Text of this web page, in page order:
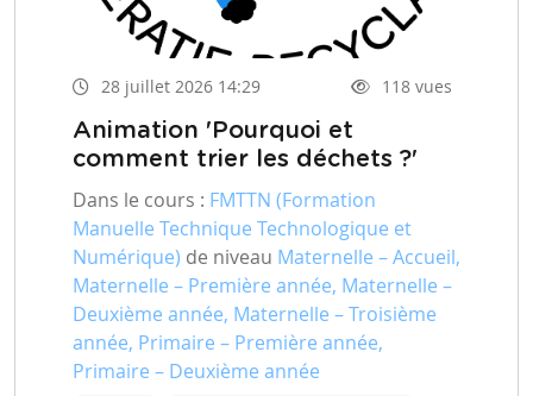
28 juillet 2026 14:29 118 vues
Animation 'Pourquoi et
comment trier les déchets ?'
Dans le cours : FMTTN (Formation
Manuelle Technique Technologique et
Numérique) de niveau Maternelle – Accueil,
Maternelle – Première année, Maternelle –
Deuxième année, Maternelle – Troisième
année, Primaire – Première année,
Primaire – Deuxième année